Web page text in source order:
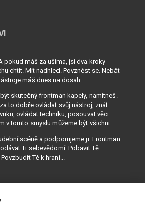
pokud máš za ušima, jsi dva kroky
chtít. Mít nadhled. Povznést se. Nebát
máš dnes na dosah...
skutečný frontman kapely, namítneš.
to dobře ovládat svůj nástroj, znát
ovládat techniku, posouvat věci
v tomto smyslu můžeme být všichni.
scéně a podporujeme ji. Frontman
Ti sebevědomí. Pobavit Tě.
Tě k hraní...